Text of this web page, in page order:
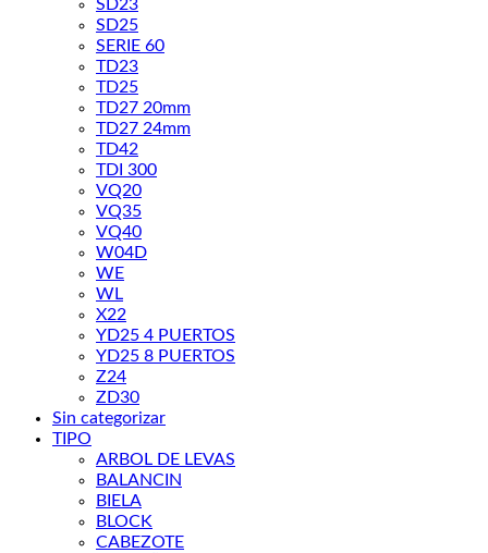
SD23
SD25
SERIE 60
TD23
TD25
TD27 20mm
TD27 24mm
TD42
TDI 300
VQ20
VQ35
VQ40
W04D
WE
WL
X22
YD25 4 PUERTOS
YD25 8 PUERTOS
Z24
ZD30
Sin categorizar
TIPO
ARBOL DE LEVAS
BALANCIN
BIELA
BLOCK
CABEZOTE